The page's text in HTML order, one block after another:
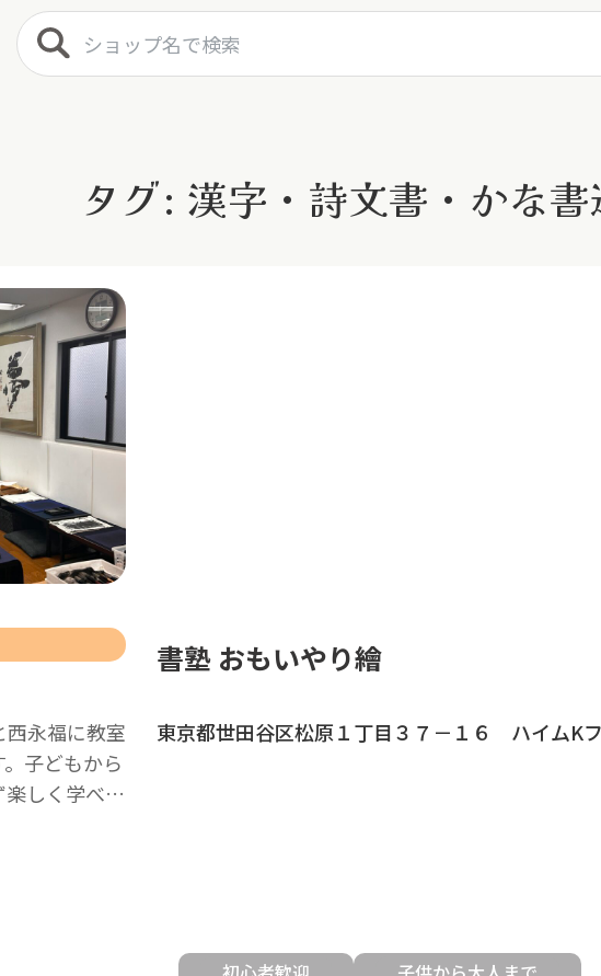
ショップ名で検索
タグ: 漢字・詩文書・かな
書塾 おもいやり繪
西永福に教室
子どもから
楽しく学べ…
東京都世田谷区松原１丁目３７－１６ ハイムK